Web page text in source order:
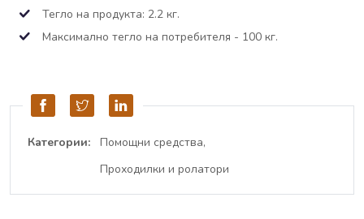
Тегло на продукта: 2.2 кг.
Максимално тегло на потребителя - 100 кг.
Категории:
Помощни средства
Проходилки и ролатори